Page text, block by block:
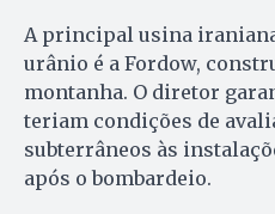
A principal usina
urânio é a Fordow,
montanha. O diretor
teriam condições de
subterrâneos às
após o bombardeio.